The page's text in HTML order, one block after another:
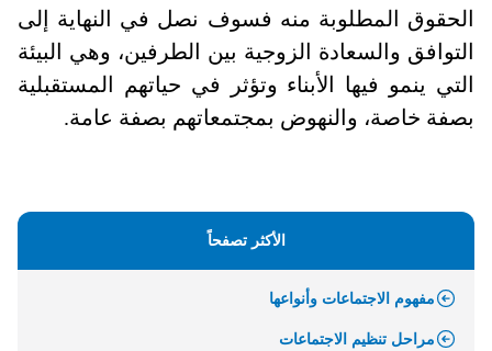
الحقوق المطلوبة منه فسوف نصل في النهاية إلى
التوافق والسعادة الزوجية بين الطرفين، وهي البيئة
التي ينمو فيها الأبناء وتؤثر في حياتهم المستقبلية
بصفة خاصة، والنهوض بمجتمعاتهم بصفة عامة.
الأكثر تصفحاً
مفهوم الاجتماعات وأنواعها
مراحل تنظيم الاجتماعات